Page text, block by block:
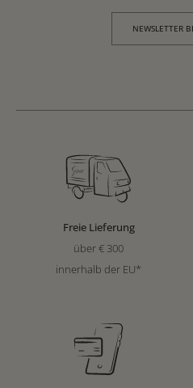
NEWSLETTER
Freie Lieferung
über € 300
innerhalb der EU*